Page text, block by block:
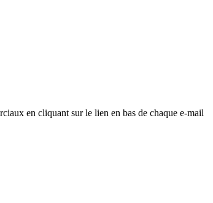
en cliquant sur le lien en bas de chaque e-mail